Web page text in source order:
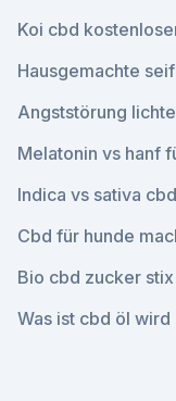
Koi cbd
Hausgemachte
Angststörung
Melatonin vs hanf
Indica vs sativa
Cbd für hunde
Bio cbd zucker stix
Was ist cbd öl